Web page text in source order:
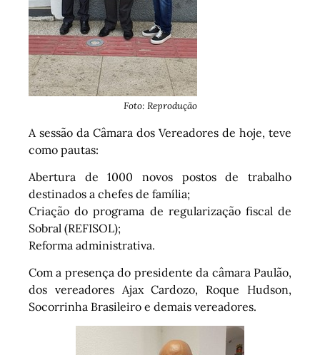
Foto: Reprodução
A sessão da Câmara dos Vereadores de hoje, teve
como pautas:
Abertura de 1000 novos postos de trabalho
destinados a chefes de família;
Criação do programa de regularização fiscal de
Sobral (REFISOL);
Reforma administrativa.
Com a presença do presidente da câmara Paulão,
dos vereadores Ajax Cardozo, Roque Hudson,
Socorrinha Brasileiro e demais vereadores.